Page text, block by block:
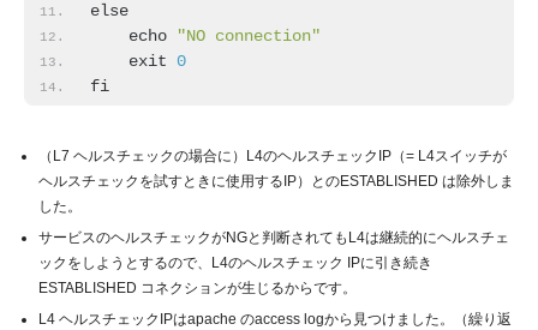
else
    echo
"NO connection"
    exit
0
fi
（L7 ヘルスチェックの場合に）L4のヘルスチェックIP（= L4スイッチが
ヘルスチェックを試すときに使用するIP）とのESTABLISHED は除外しま
した。
サービスのヘルスチェックがNGと判断されてもL4は継続的にヘルスチェ
ックをしようとするので、L4のヘルスチェック IPに引き続き
ESTABLISHED コネクションが生じるからです。
L4 ヘルスチェックIPはapache のaccess logから見つけました。（繰り返